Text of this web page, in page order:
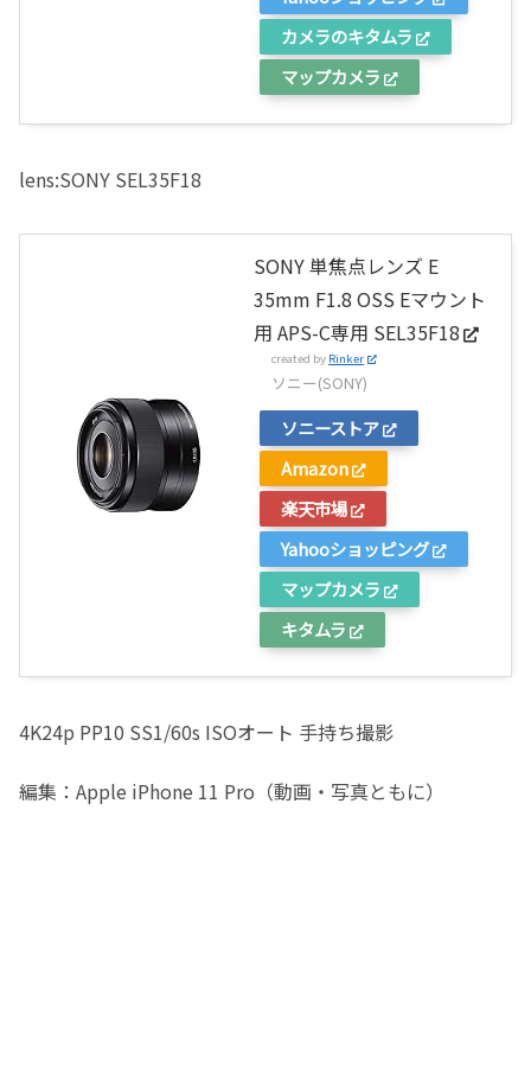
カメラのキタムラ
マップカメラ
lens:SONY SEL35F18
SONY 単焦点レンズ E
35mm F1.8 OSS Eマウント
用 APS-C専用 SEL35F18
created by Rinker
ソニー(SONY)
ソニーストア
Amazon
楽天市場
Yahooショッピング
マップカメラ
キタムラ
4K24p PP10 SS1/60s ISOオート 手持ち撮影
編集：Apple iPhone 11 Pro（動画・写真ともに）